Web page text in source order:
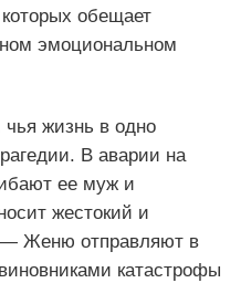
обещает
эмоциональном
жизнь в одно
В аварии на
ее муж и
жестокий и
— Женю отправляют в
катастрофы